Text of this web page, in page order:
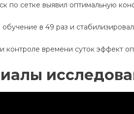
по сетке выявил оптимальную
в 49 раз и
контроле времени суток эффект